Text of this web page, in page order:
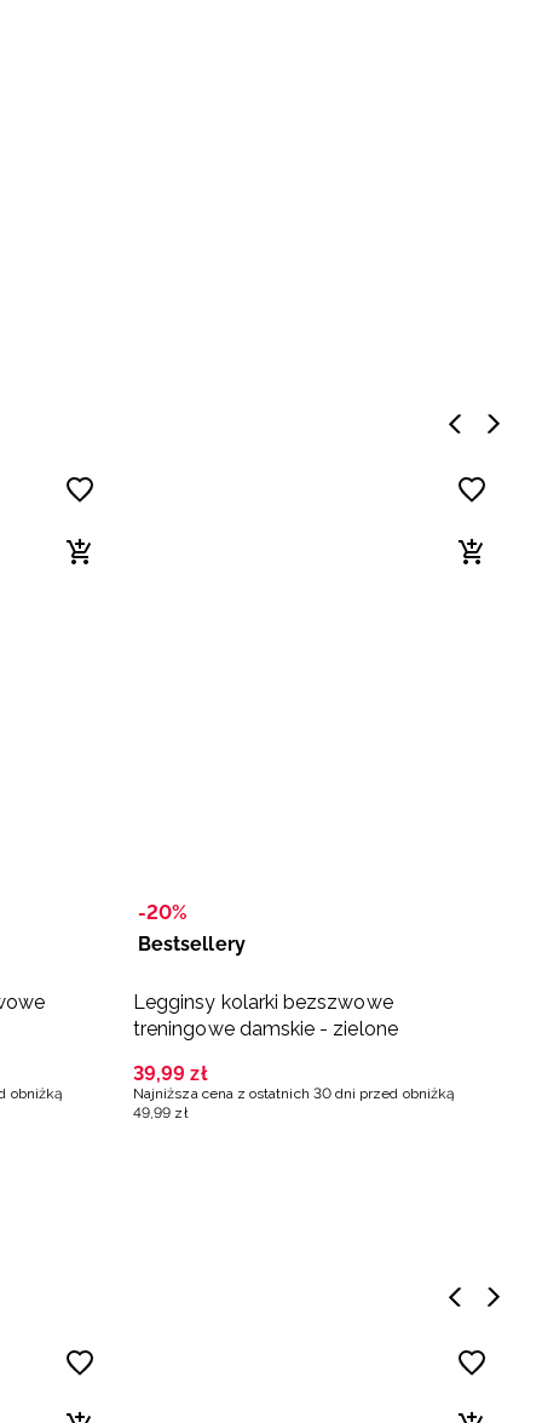
obniżką
-20%
Bestsellery
Legginsy kolarki bezszwowe
treningowe damskie - zielone
39,99 zł
Najniższa cena z ostatnich 30 dni przed obniżką
49,99 zł